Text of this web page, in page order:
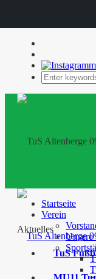
Startseite
Verein
Unsere
Aktuelles
TuS